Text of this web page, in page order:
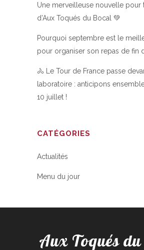
Une merveilleuse nouvelle pour
d’Aux Toqués du Bocal 💚
Pourquoi septembre est le
pour organiser son repas de fin
🚴 Le Tour de France passe
laboratoire : anticipons
10 juillet !
CATÉGORIES
Actualités
Menu du jour
Aux Toqués